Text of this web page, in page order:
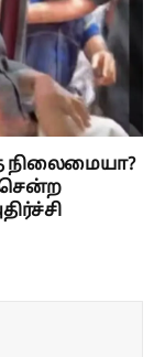
நிலைமையா?
சென்ற